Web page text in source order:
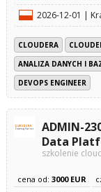
2026-12-01 |
CLOUDERA
ANALIZA DANYCH I
DEVOPS ENGINEER
ADMIN-
Data
szkolenie
cena od: 3000 EUR